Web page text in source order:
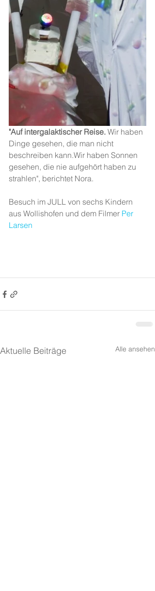
"Auf intergalaktischer Reise. Wir haben
Dinge gesehen, die man nicht
beschreiben kann.Wir haben Sonnen
gesehen, die nie aufgehört haben zu
strahlen", berichtet Nora.
Besuch im JULL von sechs Kindern
aus Wollishofen und dem Filmer Per
Larsen
Aktuelle Beiträge Alle ansehen